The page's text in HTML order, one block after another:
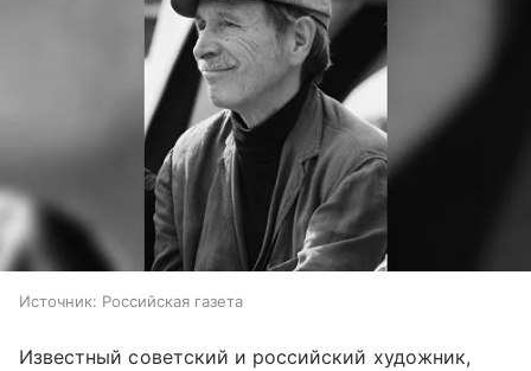
Источник: Российская газета
Известный советский и российский художник,